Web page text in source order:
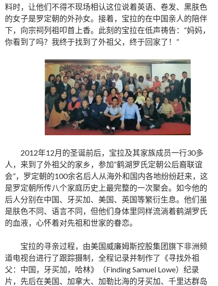
料时，让他们不得不现场相认这位说着英语、卷发、黑肤色
的女子是罗定朝的外孙女。接着，宝拉的在中国亲人的陪伴
下，向宗祠列祖叩首上香。此刻的宝拉在低声祷告：“妈妈，
你看到了吗？我终于找到了外祖父，终于回家了！”
2012年12月的圣诞前后，宝拉及其家族成员一行30多
人，来到了外祖父的家乡，参加“鹤湖罗氏定朝公后裔联谊
会”，罗定朝的100余名后人从海外和国内各地纷纷赶来，这
是罗定朝所传八个家庭历史上最完整的一次聚会。如今他的
后人分别在中国、牙买加、美国、英国等繁衍生息。他们虽
是肤色不同、语言不同，但他们身体里同样流淌着鹤湖罗氏
的血液，心怀着对先祖和世家的眷恋。
宝拉的寻亲过程，由美国威廉姆斯控股集团旗下非洲频
道电视台进行了跟踪摄制，全程记录并制作了《寻找外祖
父：中国，牙买加，哈林》（Finding Samuel Lowe）纪录
片，先后在美国、加拿大、加勒比海的牙买加、千里达群岛